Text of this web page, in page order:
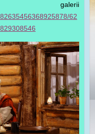
galerii
62